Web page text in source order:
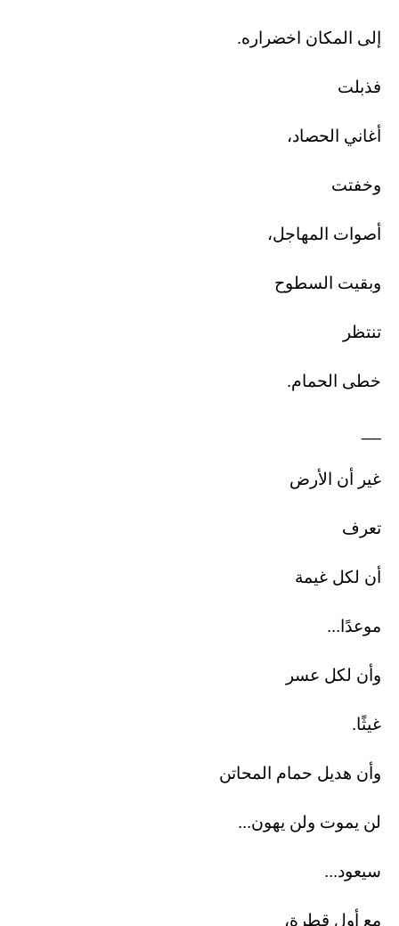
إلى المكان اخضراره.
فذبلت
أغاني الحصاد،
وخفتت
أصوات المهاجل،
وبقيت السطوح
تنتظر
خطى الحمام.
غير أن الأرض
تعرف
أن لكل غيمة
موعدًا...
وأن لكل عسر
غيثًا.
وأن هديل حمام المحاتن
لن يموت ولن يهون...
سيعود...
مع أول قطرة،